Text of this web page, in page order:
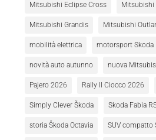
Mitsubishi Eclipse Cross Mitsubishi
Mitsubishi Grandis Mitsubishi
mobilità elettrica motorsport Skoda
novità auto autunno nuova
Pajero 2026 Rally Il Ciocco 2026
Simply Clever Škoda Skoda Fabia
storia Škoda Octavia SUV compatto